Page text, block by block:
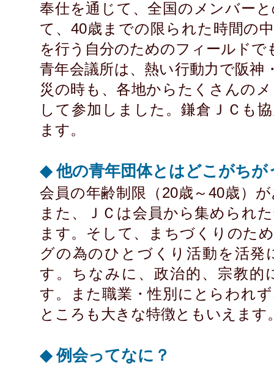
奉仕を通じて、全国のメンバー
て、40歳までの限られた時間の
を行う自分のためのフィールドで
青年会議所は、熱い行動力で阪神
災の時も、各地からたくさんの
して参加しました。鎌倉ＪＣも
ます。
◆ 他の青年団体とはどこがちが
会員の年齢制限（20歳～40歳）
また、ＪＣは会員から集められ
ます。そして、まちづくりのた
グの為のひとづくり活動を活発
す。ちなみに、政治的、宗教的
す。また職業・性別にとらわれ
ところも大きな特徴ともいえます
◆ 例会ってなに？